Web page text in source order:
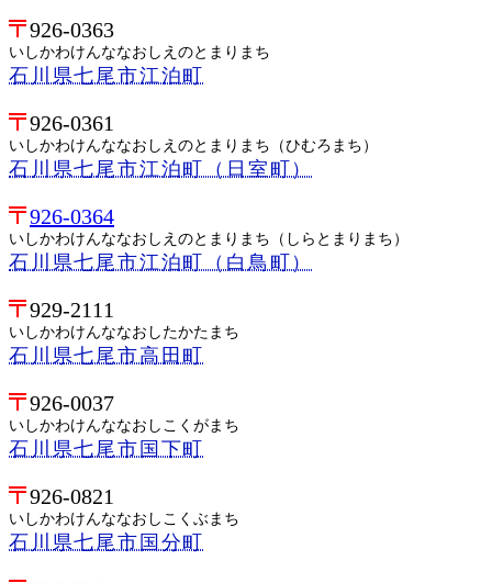
926-0363
いしかわけんななおしえのとまりまち
石川県七尾市江泊町
926-0361
いしかわけんななおしえのとまりまち（ひむろまち）
石川県七尾市江泊町（日室町）
926-0364
いしかわけんななおしえのとまりまち（しらとまりまち）
石川県七尾市江泊町（白鳥町）
929-2111
いしかわけんななおしたかたまち
石川県七尾市高田町
926-0037
いしかわけんななおしこくがまち
石川県七尾市国下町
926-0821
いしかわけんななおしこくぶまち
石川県七尾市国分町